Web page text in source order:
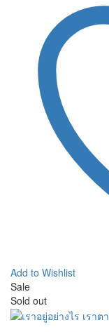
Add to Wishlist
Sale
Sold out